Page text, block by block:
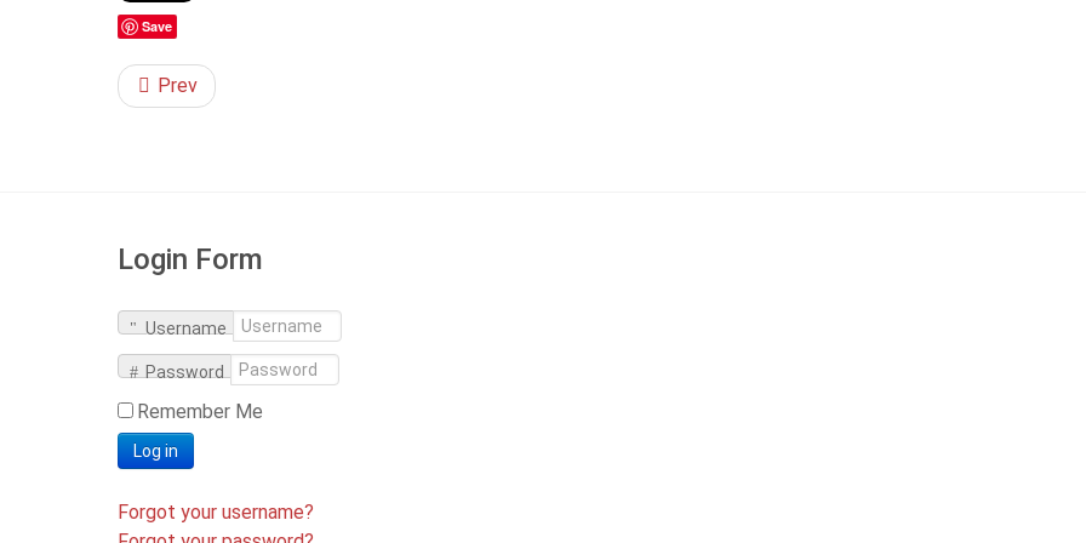
Save
Prev
Login Form
Username
Password
Remember Me
Log in
Forgot your username?